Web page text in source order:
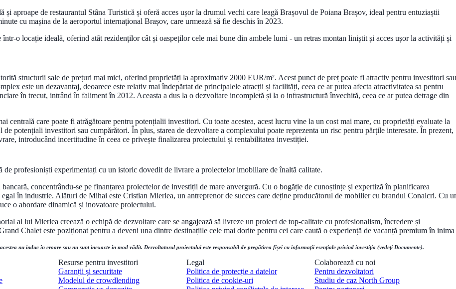
aproape de restaurantul Stâna Turistică și oferă acces ușor la drumul vechi care leagă Brașovul de Poiana Brașov, ideal pentru entuziaștii
cu mașina de la aeroportul internațional Brașov, care urmează să fie deschis în 2023.
o locație ideală, oferind atât rezidenților cât și oaspeților cele mai bune din ambele lumi - un retras montan liniștit și acces ușor la activități și
structurii sale de prețuri mai mici, oferind proprietăți la aproximativ 2000 EUR/m². Acest punct de preț poate fi atractiv pentru investitori sau
este un dezavantaj, deoarece este relativ mai îndepărtat de principalele atracții și facilități, ceea ce ar putea afecta atractivitatea sa pentru
în trecut, intrând în faliment în 2012. Aceasta a dus la o dezvoltare incompletă și la o infrastructură învechită, ceea ce ar putea detrage din
centrală care poate fi atrăgătoare pentru potențialii investitori. Cu toate acestea, acest lucru vine la un cost mai mare, cu proprietăți evaluate la
potențiali investitori sau cumpărători. În plus, starea de dezvoltare a complexului poate reprezenta un risc pentru părțile interesate. În prezent,
introducând incertitudine în ceea ce privește finalizarea proiectului și rentabilitatea investiției.
de profesioniști experimentați cu un istoric dovedit de livrare a proiectelor imobiliare de înaltă calitate.
concentrându-se pe finanțarea proiectelor de investiții de mare anvergură. Cu o bogăție de cunoștințe și expertiză în planificarea
în industrie. Alături de Mihai este Cristian Mierlea, un antreprenor de succes care deține producătorul de mobilier cu brandul Conalcri. Cu
o abordare dinamică și inovatoare proiectului.
al lui Mierlea creează o echipă de dezvoltare care se angajează să livreze un proiect de top-calitate cu profesionalism, încredere și
Chalet este poziționat pentru a deveni una dintre destinațiile cele mai dorite pentru cei care caută o experiență de vacanță premium în inima
nu induc în eroare sau nu sunt inexacte în mod vădit. Dezvoltatorul proiectului este responsabil de pregătirea fișei cu informații esențiale privind investiția (vedeți Documente).
Resurse pentru investitori
Garanții și securitate
Modelul de crowdlending
Legal
Politica de protecție a datelor
Politica de cookie-uri
Colaborează cu noi
Pentru dezvoltatori
Studiu de caz North Group